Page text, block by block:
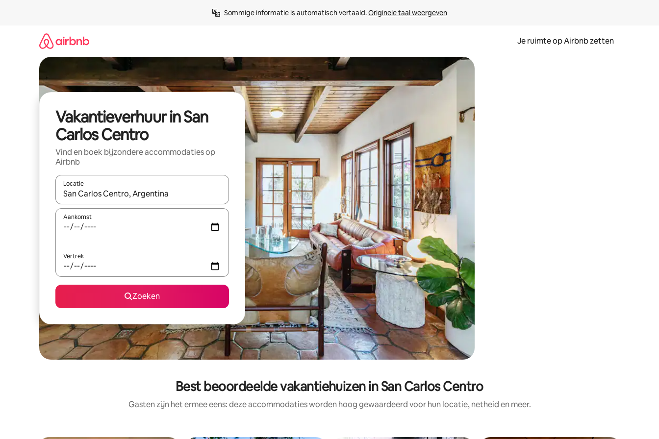
Sommige informatie is automatisch vertaald. Originele taal weergeven
Je ruimte op Airbnb zetten
Vakantieverhuur in San
Carlos Centro
Vind en boek bijzondere accommodaties op
Airbnb
Locatie
Wanneer er suggesties beschikbaar zijn, maak je een keuze met je de pijltjestoetsen omhoog en omlaag, óf door te tikken of swipen.
Aankomst
Vertrek
Zoeken
Best beoordeelde vakantiehuizen in San Carlos Centro
Gasten zijn het ermee eens: deze accommodaties worden hoog gewaardeerd voor hun locatie, netheid en meer.